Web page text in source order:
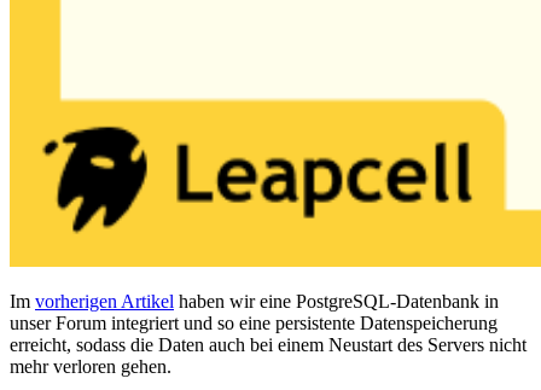
Im vorherigen Artikel haben wir eine PostgreSQL-Datenbank in
unser Forum integriert und so eine persistente Datenspeicherung
erreicht, sodass die Daten auch bei einem Neustart des Servers nicht
mehr verloren gehen.